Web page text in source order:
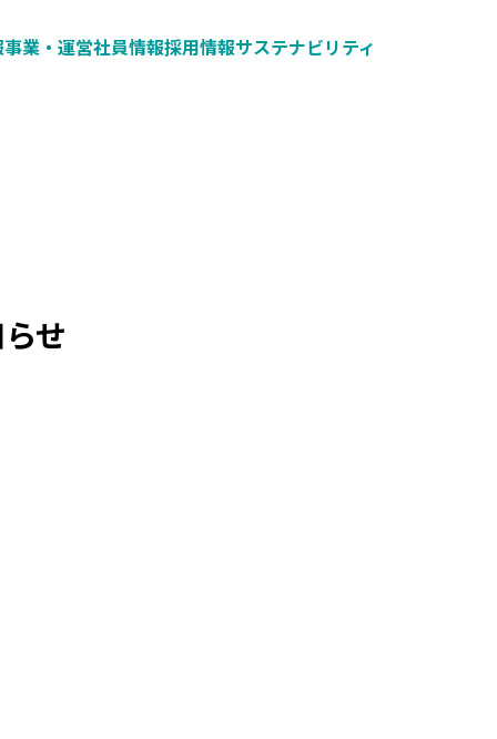
事業・運営社員情報採用情報サステナビリティ
せ